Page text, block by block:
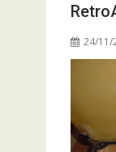
24/11/